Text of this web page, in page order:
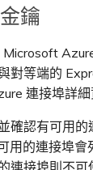
鑰
對等端的
連接埠詳細
確認有可用的
用的連接埠會
連接埠則不可